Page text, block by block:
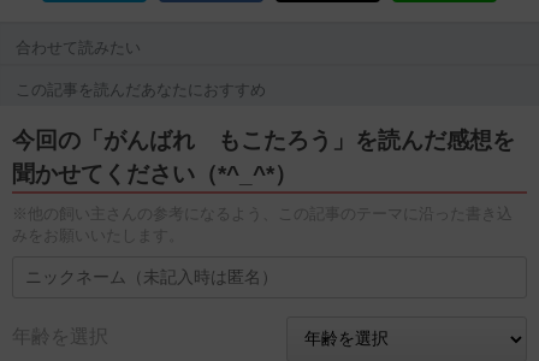
合わせて読みたい
この記事を読んだあなたにおすすめ
今回の「がんばれ もこたろう」を読んだ感想を
聞かせてください（*^_^*）
※他の飼い主さんの参考になるよう、この記事のテーマに沿った書き込
みをお願いいたします。
年齢を選択